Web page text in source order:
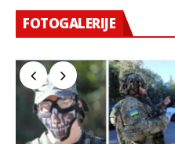
FOTOGALERIJE